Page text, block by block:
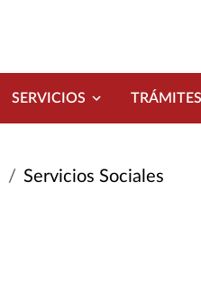
SERVICIOS TRÁMITES
Servicios Sociales